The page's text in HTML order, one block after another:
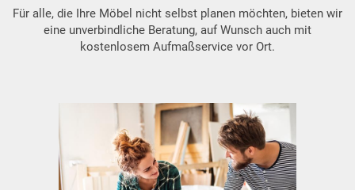
Für alle, die Ihre Möbel nicht selbst planen möchten, bieten wir
eine unverbindliche Beratung, auf Wunsch auch mit
kostenlosem Aufmaßservice vor Ort.